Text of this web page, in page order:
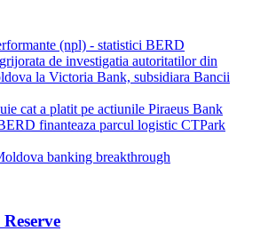
(npl) - statistici BERD
de investigatia autoritatilor din
la Victoria Bank, subsidiara Bancii
cat a platit pe actiunile Piraeus Bank
finanteaza parcul logistic CTPark
banking breakthrough